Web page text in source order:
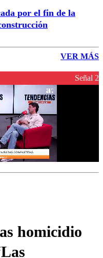
por el fin de la
VER MÁS
Señal 2
homicidio